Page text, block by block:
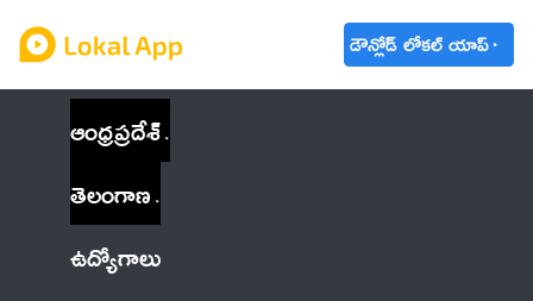
డౌన్లోడ్ లోకల్ యాప్
ఆంధ్రప్రదేశ్
తెలంగాణ
ఉద్యోగాలు